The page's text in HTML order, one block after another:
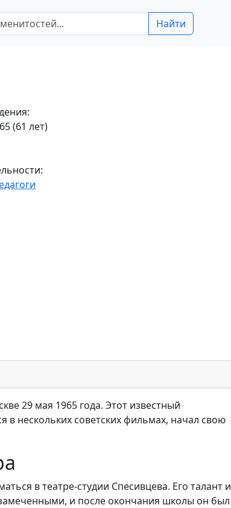
Найти
(61 лет)
29 мая 1965 года. Этот известный
в нескольких советских фильмах, начал свою
в театре-студии Спесивцева. Его талант и
и после окончания школы он был